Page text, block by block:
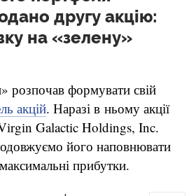
другу акцію:
на «зелену»
розпочав формувати свій
акцій. Наразі в ньому акції
Galactic Holdings, Inc.
його наповнювати
прибутки.